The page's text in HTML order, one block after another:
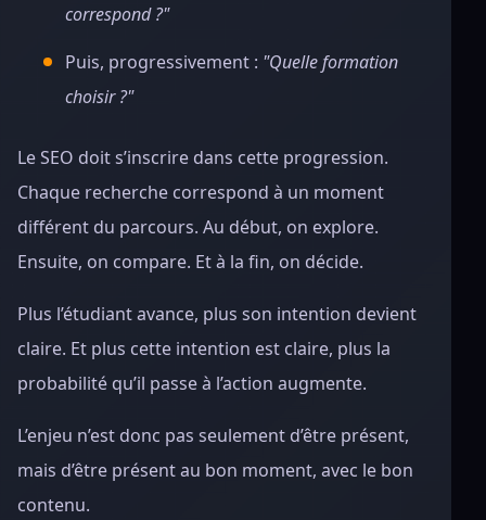
correspond ?"
Puis, progressivement : "Quelle formation
choisir ?"
Le SEO doit s’inscrire dans cette progression.
Chaque recherche correspond à un moment
différent du parcours. Au début, on explore.
Ensuite, on compare. Et à la fin, on décide.
Plus l’étudiant avance, plus son intention devient
claire. Et plus cette intention est claire, plus la
probabilité qu’il passe à l’action augmente.
L’enjeu n’est donc pas seulement d’être présent,
mais d’être présent au bon moment, avec le bon
contenu.